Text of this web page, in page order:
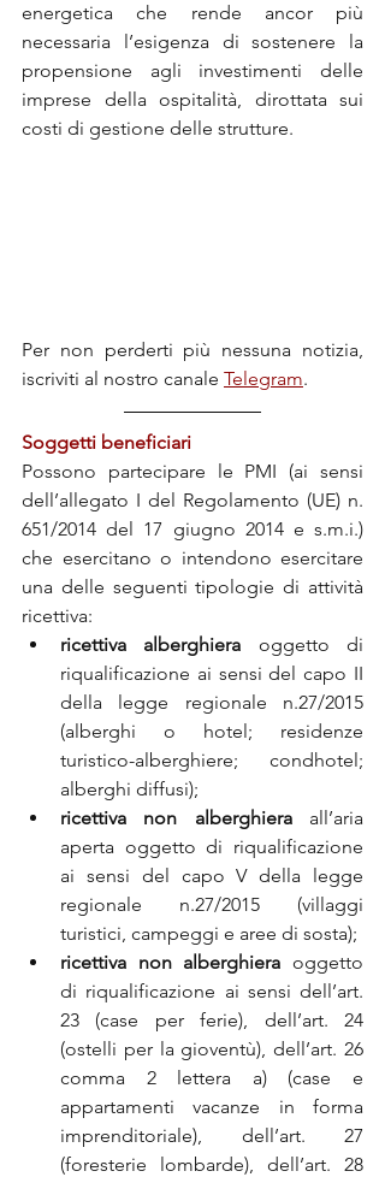
energetica che rende ancor più
necessaria l’esigenza di sostenere la
propensione agli investimenti delle
imprese della ospitalità, dirottata sui
costi di gestione delle strutture.
Per non perderti più nessuna notizia,
iscriviti al nostro canale Telegram.
Soggetti beneficiari
Possono partecipare le PMI (ai sensi
dell’allegato I del Regolamento (UE) n.
651/2014 del 17 giugno 2014 e s.m.i.)
che esercitano o intendono esercitare
una delle seguenti tipologie di attività
ricettiva:
ricettiva alberghiera oggetto di
riqualificazione ai sensi del capo II
della legge regionale n.27/2015
(alberghi o hotel; residenze
turistico-alberghiere; condhotel;
alberghi diffusi);
ricettiva non alberghiera all’aria
aperta oggetto di riqualificazione
ai sensi del capo V della legge
regionale n.27/2015 (villaggi
turistici, campeggi e aree di sosta);
ricettiva non alberghiera oggetto
di riqualificazione ai sensi dell’art.
23 (case per ferie), dell’art. 24
(ostelli per la gioventù), dell’art. 26
comma 2 lettera a) (case e
appartamenti vacanze in forma
imprenditoriale), dell’art. 27
(foresterie lombarde), dell’art. 28